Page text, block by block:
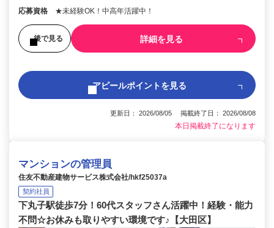
応募資格 ★未経験OK！中高年活躍中！
後で見る 詳細を見る
アピールポイントを見る
更新日： 2026/08/05 掲載終了日： 2026/08/08
本日掲載終了になります
マンションの管理員
住友不動産建物サービス株式会社/hkf25037a
契約社員
下丸子駅徒歩7分！60代スタッフさん活躍中！経験・能力
不問☆お休みも取りやすい環境です♪【大田区】